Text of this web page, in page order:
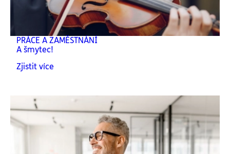
PRÁCE A ZAMĚSTNÁNÍ
A šmytec!
Zjistit více